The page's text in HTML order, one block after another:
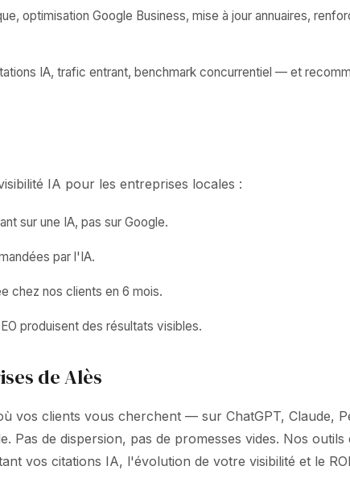
optimisation Google Business, mise à jour annuaires,
IA, trafic entrant, benchmark concurrentiel — et
IA pour les entreprises locales :
sur une IA, pas sur Google.
par l'IA.
chez nos clients en 6 mois.
produisent des résultats visibles.
de Alès
vos clients vous cherchent — sur ChatGPT, Claude,
Pas de dispersion, pas de promesses vides. Nos
vos citations IA, l'évolution de votre visibilité et le